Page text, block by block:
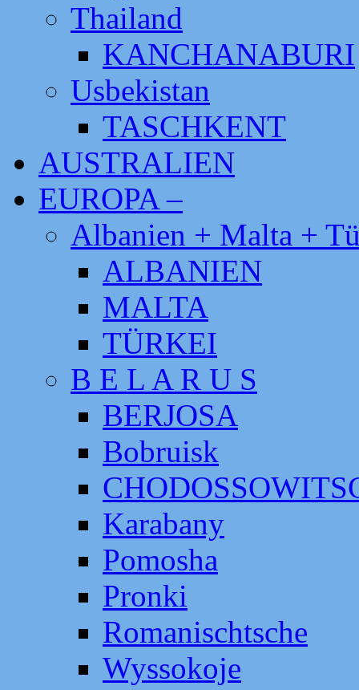
Thailand
KANCHANABURI
Usbekistan
TASCHKENT
AUSTRALIEN
EUROPA –
Albanien + Malta +
ALBANIEN
MALTA
TÜRKEI
B E L A R U S
BERJOSA
Bobruisk
Karabany
Pomosha
Pronki
Romanischtsche
Wyssokoje